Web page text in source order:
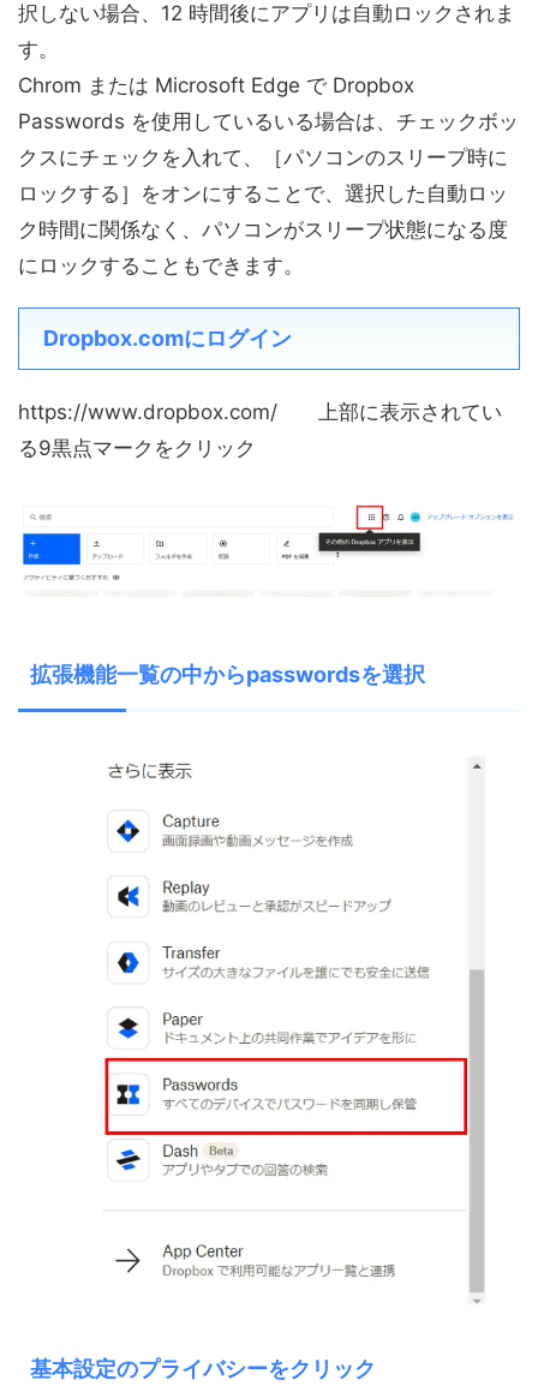
択しない場合、12 時間後にアプリは自動ロックされま
す。
Chrom または Microsoft Edge で Dropbox
Passwords を使用しているいる場合は、チェックボッ
クスにチェックを入れて、［パソコンのスリープ時に
ロックする］をオンにすることで、選択した自動ロッ
ク時間に関係なく、パソコンがスリープ状態になる度
にロックすることもできます。
Dropbox.comにログイン
https://www.dropbox.com/ 上部に表示されてい
る9黒点マークをクリック
拡張機能一覧の中からpasswordsを選択
基本設定のプライバシーをクリック